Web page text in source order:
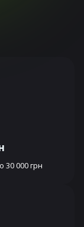
000 грн